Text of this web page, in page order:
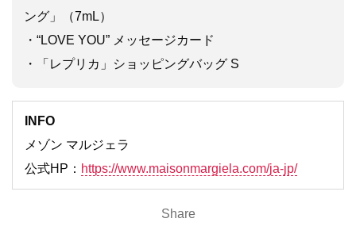
ング」（7mL）
・“LOVE YOU” メッセージカード
・「レプリカ」ショッピングバッグ S
INFO
メゾン マルジェラ
公式HP： https://www.maisonmargiela.com/ja-jp/
Share